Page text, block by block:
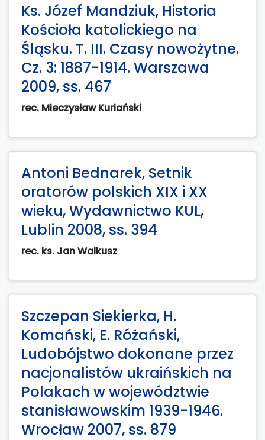
Ks. Józef Mandziuk, Historia
Kościoła katolickiego na
Śląsku. T. III. Czasy nowożytne.
Cz. 3: 1887-1914. Warszawa
2009, ss. 467
rec. Mieczysław Kuriański
Antoni Bednarek, Setnik
oratorów polskich XIX i XX
wieku, Wydawnictwo KUL,
Lublin 2008, ss. 394
rec. ks. Jan Walkusz
Szczepan Siekierka, H.
Komański, E. Różański,
Ludobójstwo dokonane przez
nacjonalistów ukraińskich na
Polakach w województwie
stanisławowskim 1939-1946.
Wrocław 2007, ss. 879